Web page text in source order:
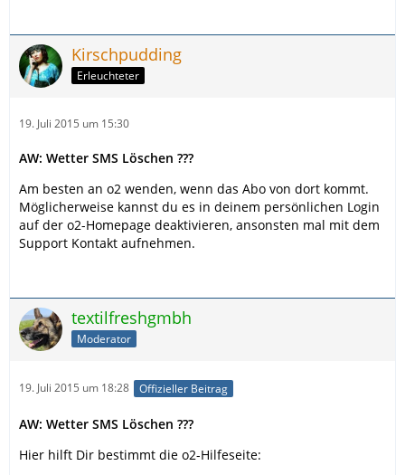
Kirschpudding
Erleuchteter
19. Juli 2015 um 15:30
AW: Wetter SMS Löschen ???
Am besten an o2 wenden, wenn das Abo von dort kommt.
Möglicherweise kannst du es in deinem persönlichen Login
auf der o2-Homepage deaktivieren, ansonsten mal mit dem
Support Kontakt aufnehmen.
textilfreshgmbh
Moderator
19. Juli 2015 um 18:28 Offizieller Beitrag
AW: Wetter SMS Löschen ???
Hier hilft Dir bestimmt die o2-Hilfeseite: